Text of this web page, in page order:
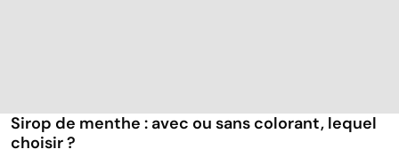
Sirop de menthe : avec ou sans colorant, lequel
choisir ?